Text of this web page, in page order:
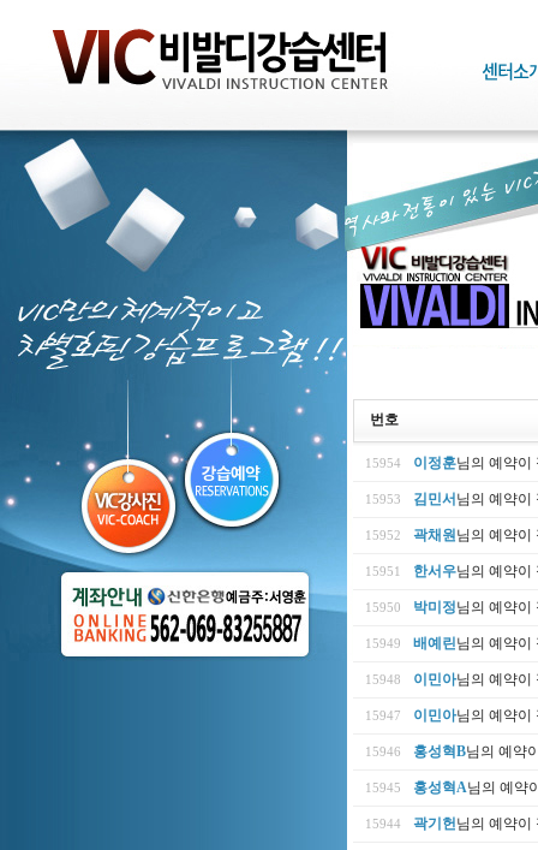
번호
15954 이정훈님의 예약
15953 김민서 님의 예약
15952 곽채원님의 예약
15951 한서우님의 예약
15950 박미정님의 예약
15949 배예린님의 예약
15948 이민아님의 예약이
15947 이민아님의 예약이
15946 홍성혁B님의 예약
15945 홍성혁A님의 예약
15944 곽기헌님의 예약